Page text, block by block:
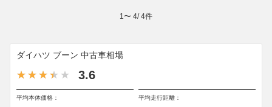
1 〜 4/4件
ダイハツ ブーン 中古車相場
3.6
平均本体価格： 平均走行距離：